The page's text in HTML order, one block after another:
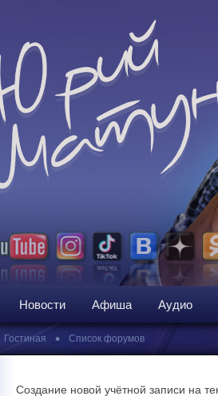
Новости Афиша Аудио
Гостиная • Список форумов
Создание новой учётной записи на